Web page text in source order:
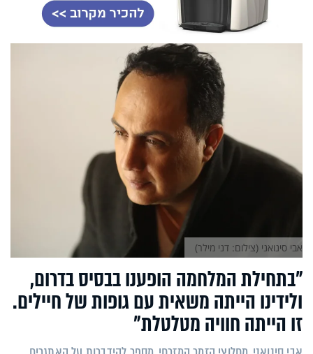
"בתחילת המלחמה הופענו בבסיס בדרום,
ולידינו הייתה משאית עם גופות של חיילים.
זו הייתה חוויה מטלטלת"
אבי סינואני (צילום: דני מילר)